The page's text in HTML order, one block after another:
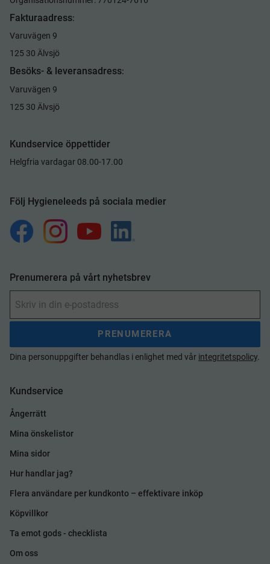
Fakturaadress:
Varuvägen 9
125 30 Älvsjö
Besöks- & leveransadress:
Varuvägen 9
125 30 Älvsjö
Kundservice öppettider
Helgfria vardagar 08.00-17.00
Följ Hygieneleeds på sociala medier
Prenumerera på vårt nyhetsbrev
PRENUMERERA
Dina personuppgifter behandlas i enlighet med vår integritetspolicy.
Kundservice
Ångerrätt
Mina önskelistor
Mina sidor
Hur handlar jag?
Flera användare per kundkonto – effektivare inköp
Köpvillkor
Ta emot gods - checklista
Om oss